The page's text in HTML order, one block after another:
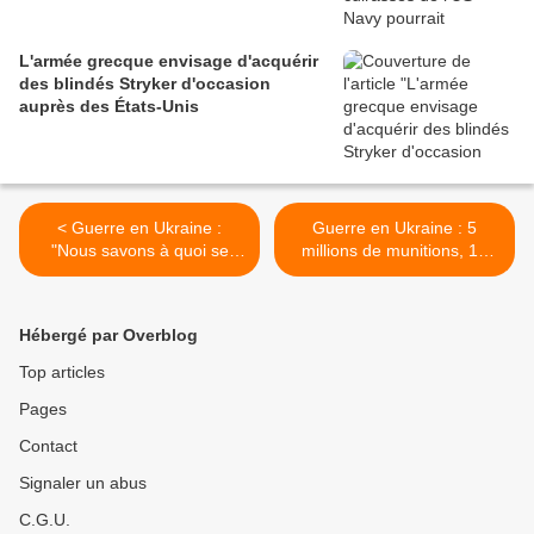
L'armée grecque envisage d'acquérir
des blindés Stryker d'occasion
auprès des États-Unis
< Guerre en Ukraine :
"Nous savons à quoi se
prépare la Russie",
nouvelle attaque majeure
pendant les vacances de
Guerre en Ukraine : 5
millions de munitions, 11
000 soldats… La Corée du
Hébergé par Overblog
Top articles
Pages
Contact
Signaler un abus
C.G.U.